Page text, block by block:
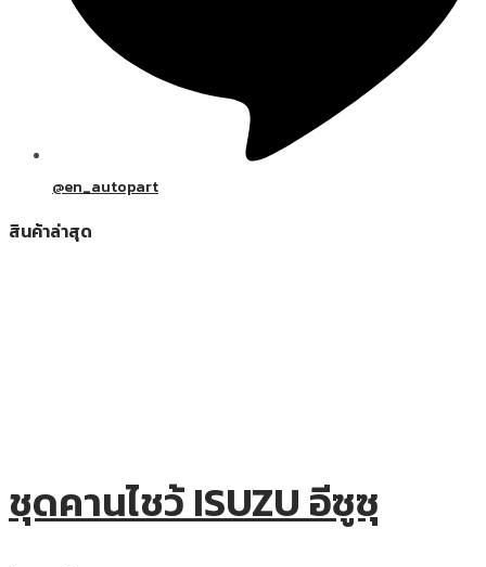
@en_autopart
สินค้าล่าสุด
ชุดคานไชว้ ISUZU อีซูซุ